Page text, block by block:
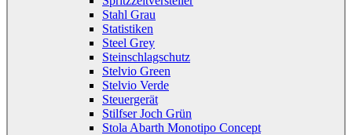
Stahl Grau
Statistiken
Steel Grey
Steinschlagschutz
Stelvio Green
Stelvio Verde
Steuergerät
Stilfser Joch Grün
Stola Abarth Monotipo Concept